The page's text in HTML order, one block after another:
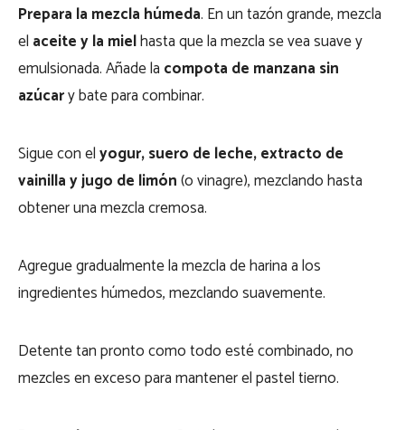
Prepara la mezcla húmeda. En un tazón grande, mezcla
el aceite y la mielhasta que la mezcla se vea suave y
emulsionada. Añade la compota de manzana sin
azúcary bate para combinar.
Sigue con elyogur, suero de leche, extracto de
vainilla y jugo de limón(o vinagre), mezclando hasta
obtener una mezcla cremosa.
Agregue gradualmente la mezcla de harina a los
ingredientes húmedos, mezclando suavemente.
Detente tan pronto como todo esté combinado, no
mezcles en exceso para mantener el pastel tierno.